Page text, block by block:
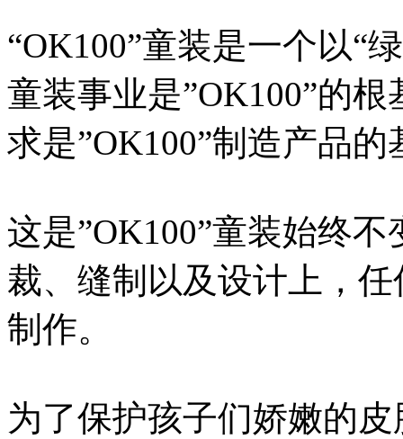
“OK100”童装是一个以“
童装事业是”OK100”的
求是”OK100”制造产品的
这是”OK100”童装始终
裁、缝制以及设计上，
制作。
为了保护孩子们娇嫩的